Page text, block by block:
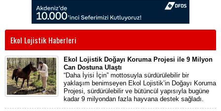
Ekol Lojistik Haberleri
Ekol Lojistik Doğayı Koruma Projesi ile 9 Milyon
Can Dostuna Ulaştı
“Daha İyisi İçin” mottosuyla sürdürülebilir bir
yaklaşım benimseyen Ekol Lojistik’in Doğayı Koruma
Projesi, sürdürülebilir ve bütüncül yapısıyla bugüne
kadar 9 milyondan fazla hayvana destek sağladı.